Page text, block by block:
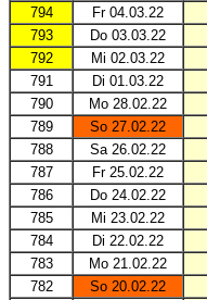
794
Fr 04.03.22
793
Do 03.03.22
792
Mi 02.03.22
791
Di 01.03.22
790
Mo 28.02.22
789
So 27.02.22
788
Sa 26.02.22
787
Fr 25.02.22
786
Do 24.02.22
785
Mi 23.02.22
784
Di 22.02.22
783
Mo 21.02.22
782
So 20.02.22